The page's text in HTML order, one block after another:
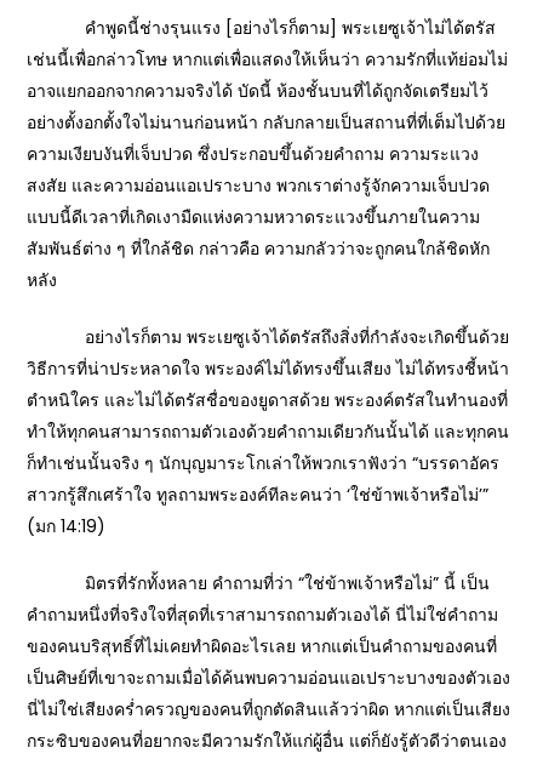
คำพูดนี้ช่างรุนแรง [อย่างไรก็ตาม] พระเยซูเจ้าไม่ได้ตรัส
เช่นนี้เพื่อกล่าวโทษ หากแต่เพื่อแสดงให้เห็นว่า ความรักที่แท้ย่อมไม่
อาจแยกออกจากความจริงได้ บัดนี้ ห้องชั้นบนที่ได้ถูกจัดเตรียมไว้
อย่างตั้งอกตั้งใจไม่นานก่อนหน้า กลับกลายเป็นสถานที่ที่เต็มไปด้วย
ความเงียบงันที่เจ็บปวด ซึ่งประกอบขึ้นด้วยคำถาม ความระแวง
สงสัย และความอ่อนแอเปราะบาง พวกเราต่างรู้จักความเจ็บปวด
แบบนี้ดีเวลาที่เกิดเงามืดแห่งความหวาดระแวงขึ้นภายในความ
สัมพันธ์ต่าง ๆ ที่ใกล้ชิด กล่าวคือ ความกลัวว่าจะถูกคนใกล้ชิดหัก
หลัง
อย่างไรก็ตาม พระเยซูเจ้าได้ตรัสถึงสิ่งที่กำลังจะเกิดขึ้นด้วย
วิธีการที่น่าประหลาดใจ พระองค์ไม่ได้ทรงขึ้นเสียง ไม่ได้ทรงชี้หน้า
ตำหนิใคร และไม่ได้ตรัสชื่อของยูดาสด้วย พระองค์ตรัสในทำนองที่
ทำให้ทุกคนสามารถถามตัวเองด้วยคำถามเดียวกันนั้นได้ และทุกคน
ก็ทำเช่นนั้นจริง ๆ นักบุญมาระโกเล่าให้พวกเราฟังว่า “บรรดาอัคร
สาวกรู้สึกเศร้าใจ ทูลถามพระองค์ทีละคนว่า ‘ใช่ข้าพเจ้าหรือไม่’”
(มก 14:19)
มิตรที่รักทั้งหลาย คำถามที่ว่า “ใช่ข้าพเจ้าหรือไม่” นี้ เป็น
คำถามหนึ่งที่จริงใจที่สุดที่เราสามารถถามตัวเองได้ นี่ไม่ใช่คำถาม
ของคนบริสุทธิ์ที่ไม่เคยทำผิดอะไรเลย หากแต่เป็นคำถามของคนที่
เป็นศิษย์ที่เขาจะถามเมื่อได้ค้นพบความอ่อนแอเปราะบางของตัวเอง
นี่ไม่ใช่เสียงคร่ำครวญของคนที่ถูกตัดสินแล้วว่าผิด หากแต่เป็นเสียง
กระซิบของคนที่อยากจะมีความรักให้แก่ผู้อื่น แต่ก็ยังรู้ตัวดีว่าตนเอง